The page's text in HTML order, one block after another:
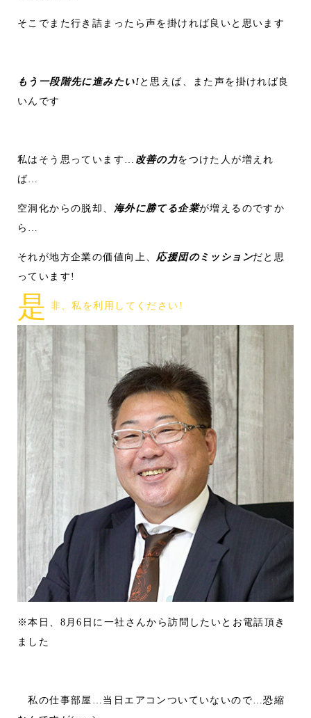
そこでまた行き詰まったら声を掛ければ良いと思います
もう一段階先に進みたい!と思えば、また声を掛ければ良
いんです
私はそう思っています… 改善の力をつけた人が増えれ
ば…
空洞化からの脱却、 海外に勝てる企業が増えるのですか
ら…
それが地方企業の価値向上、 応援団のミッションだと思
っています!
是 非、私を利用してください!
※本日、8月6日に一社さんから訪問したいとお電話頂き
ました
私の仕事部屋…当日エアコンついていないので…恐縮